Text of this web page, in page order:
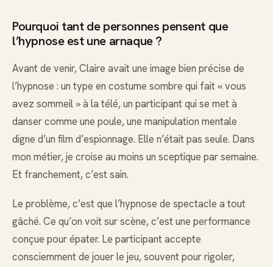
Pourquoi tant de personnes pensent que
l’hypnose est une arnaque ?
Avant de venir, Claire avait une image bien précise de
l’hypnose : un type en costume sombre qui fait « vous
avez sommeil » à la télé, un participant qui se met à
danser comme une poule, une manipulation mentale
digne d’un film d’espionnage. Elle n’était pas seule. Dans
mon métier, je croise au moins un sceptique par semaine.
Et franchement, c’est sain.
Le problème, c’est que l’hypnose de spectacle a tout
gâché. Ce qu’on voit sur scène, c’est une performance
conçue pour épater. Le participant accepte
consciemment de jouer le jeu, souvent pour rigoler,